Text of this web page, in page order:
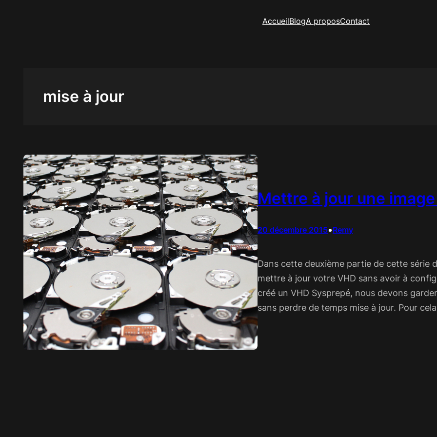
AccueilBlogA proposContact
mise à jour
Mettre à jour une
20 décembre 2015•Remy
Dans cette deuxième partie de cette série
mettre à jour votre VHD sans avoir à
créé un VHD Sysprepé, nous devons
sans perdre de temps mise à jour. Pour